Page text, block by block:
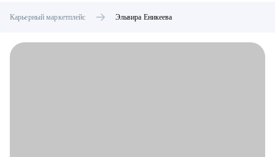
Карьерный маркетплейс Эльвира Еникеева